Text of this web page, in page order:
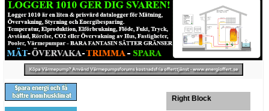
Right Block